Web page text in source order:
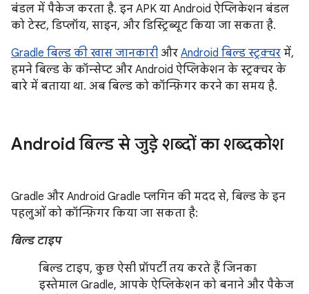
बंडल में पैकेज करता है. इन APK या Android ऐप्लिकेशन बंडल
को टेस्ट, डिप्लॉय, साइन, और डिस्ट्रिब्यूट किया जा सकता है.
Gradle बिल्ड की खास जानकारी और Android बिल्ड स्ट्रक्चर में,
हमने बिल्ड के कॉन्सेप्ट और Android ऐप्लिकेशन के स्ट्रक्चर के
बारे में बताया था. अब बिल्ड को कॉन्फ़िगर करने का समय है.
Android बिल्ड से जुड़े शब्दों का शब्दकोश
Gradle और Android Gradle प्लगिन की मदद से, बिल्ड के इन
पहलुओं को कॉन्फ़िगर किया जा सकता है:
बिल्ड टाइप
बिल्ड टाइप, कुछ ऐसी प्रॉपर्टी तय करते हैं जिनका
इस्तेमाल Gradle, आपके ऐप्लिकेशन को बनाने और पैकेज